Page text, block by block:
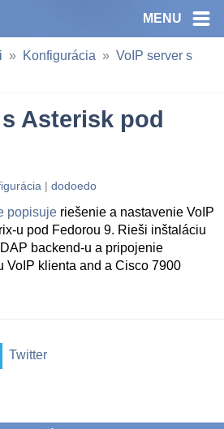
MENU
Konfigurácia
VoIP server s
Asterisk pod
| dodoedo
popisuje riešenie a nastavenie VoIP
u pod Fedorou 9. Rieši inštaláciu
backend-u a pripojenie
VoIP klienta and a Cisco 7900
Twitter